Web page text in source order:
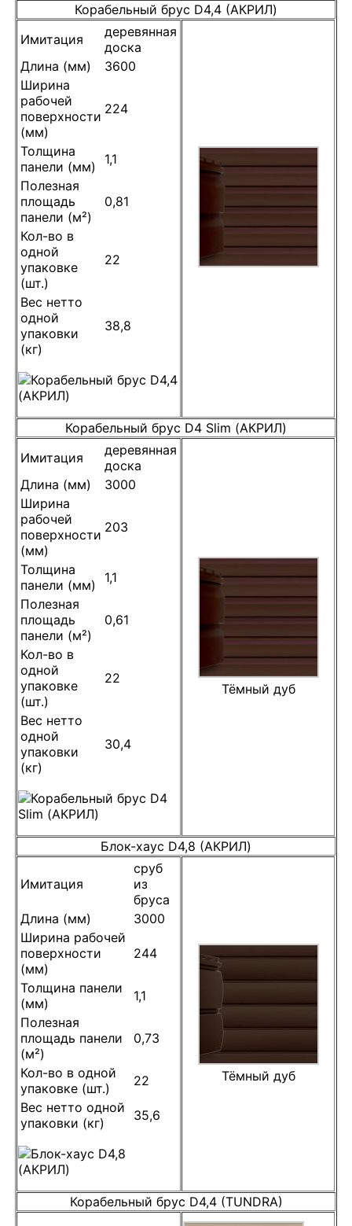
Корабельный брус D4,4 (АКРИЛ)
Имитация
деревянная
доска
Длина (мм)
3600
Ширина
рабочей
поверхности
(мм)
224
Толщина
панели (мм)
1,1
Полезная
площадь
панели (м²)
0,81
Кол-во в
одной
упаковке
(шт.)
22
Вес нетто
одной
упаковки
(кг)
38,8
Корабельный брус D4 Slim (АКРИЛ)
Имитация
деревянная
доска
Длина (мм)
3000
Ширина
рабочей
поверхности
(мм)
203
Толщина
панели (мм)
1,1
Полезная
площадь
панели (м²)
0,61
Кол-во в
одной
упаковке
(шт.)
22
Вес нетто
одной
упаковки
(кг)
30,4
Тёмный дуб
Блок-хаус D4,8 (АКРИЛ)
Имитация
сруб
из
бруса
Длина (мм)
3000
Ширина рабочей
поверхности
(мм)
244
Толщина панели
(мм)
1,1
Полезная
площадь панели
(м²)
0,73
Кол-во в одной
упаковке (шт.)
22
Вес нетто одной
упаковки (кг)
35,6
Тёмный дуб
Корабельный брус D4,4 (TUNDRA)